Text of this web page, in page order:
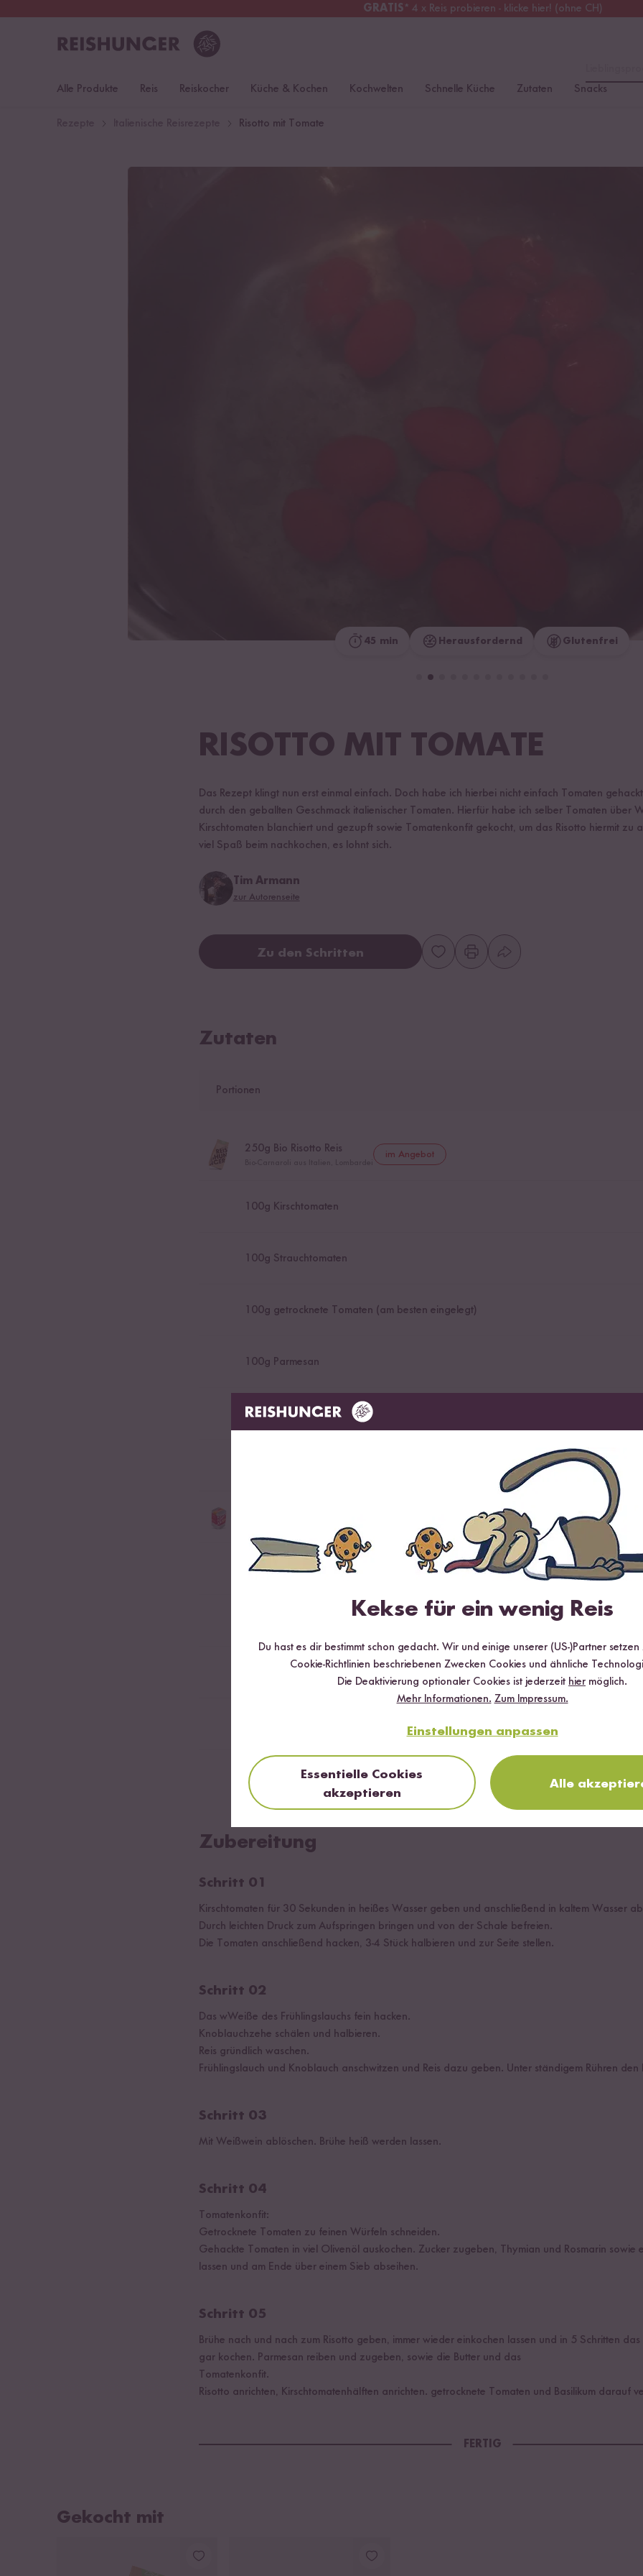
GRATIS* 4 x Reis probieren - klicke hier! (ohne CH)
Kostenloser Versand
Alle Produkte
Reis Reiskocher Küche & Kochen Kochwelten Schnelle Küche Zutaten Snacks
Risotto mit Tomate
45 min Herausfordernd Glutenfrei
RISOTTO MIT TOMATE
Das Rezept klingt nun erst einmal einfach. Doch habe ich hierbei nicht einfach Tomaten
durch den geballten Geschmack italienischer Tomaten. Hierfür habe ich selber Tomaten über
Kirschtomaten blanchiert und gezupft sowie Tomatenkonfit gekocht, um das Risotto hiermit zu
viel Spaß beim nachkochen, es lohnt sich.
Tim Armann
zur Autorenseite
Zu den Schritten
Zutaten
Portionen
250g Bio Risotto Reis im Angebot
100g Kirschtomaten
100g Strauchtomaten
100g getrocknete Tomaten (am besten eingelegt)
100g Parmesan
100 g Butter
Bio-Gemüsebrühe für Reis, Risotto & Co.
1Zehe Knoblauch
Schwarzer Kampot Pfeffer
Zubereitung
Schritt 01
Kirschtomaten für 30 Sekunden in heißes Wasser geben und anschließend in kaltem Wasser
Durch leichten Druck zum Aufspringen bringen und von der Schale befreien.
Die Tomaten anschließend hacken, 3-4 Stück halbieren und zur Seite stellen.
Schritt 02
Das wWeiße des Frühlingslauchs fein hacken.
Knoblauchzehe schälen und halbieren.
Reis gründlich waschen.
Frühlingslauch und Knoblauch anschwitzen und Reis dazu geben. Unter ständigem Rühren den
Schritt 03
Mit Weißwein ablöschen. Brühe heiß werden lassen.
Schritt 04
Tomatenkonfit:
Getrocknete Tomaten zu feinen Würfeln schneiden.
Gehackte Tomaten in viel Olivenöl auskochen. Zucker zugeben, Thymian und Rosmarin sowie
lassen und am Ende über einem Sieb abseihen.
Schritt 05
Brühe nach und nach zum Risotto geben, immer wieder einkochen lassen und in 5 Schritten
gar kochen. Parmesan reiben und zugeben, sowie die Butter und das
Tomatenkonfit.
Risotto anrichten, Kirschtomatenhälften anrichten. getrocknete Tomaten und Basilikum darauf
FERTIG
Gekocht mit
Kekse für ein wenig Reis
Du hast es dir bestimmt schon gedacht. Wir und einige unserer (US-)Partner
Cookie-Richtlinien beschriebenen Zwecken Cookies und ähnliche
Die Deaktivierung optionaler Cookies ist jederzeit hier möglich.
Mehr Informationen. Zum Impressum.
Einstellungen anpassen
Essentielle Cookies
akzeptieren
Alle